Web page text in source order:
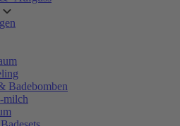
Badebomben
milch